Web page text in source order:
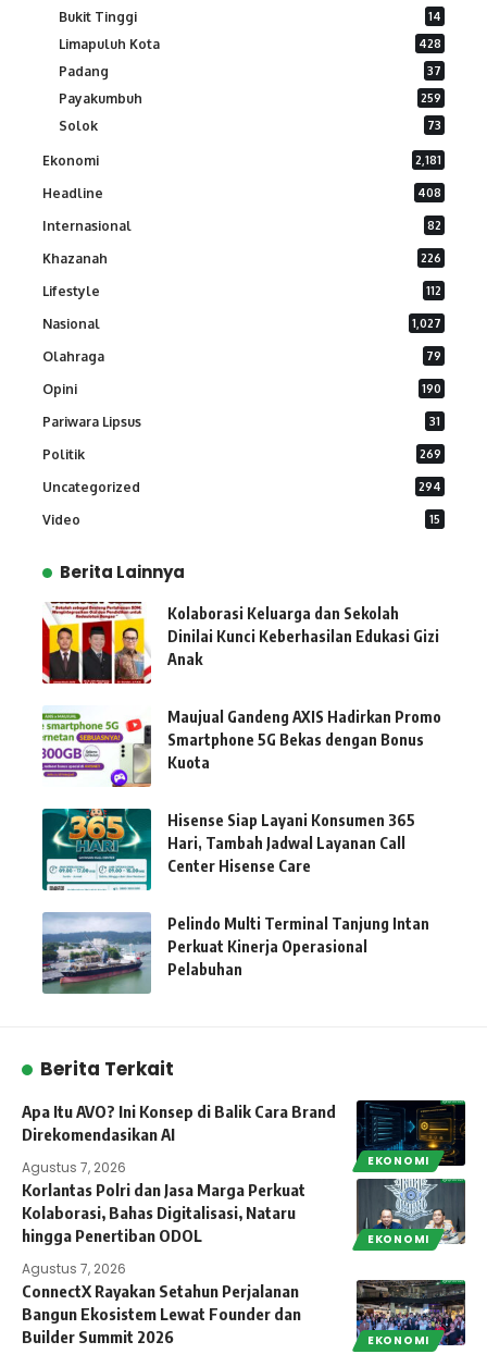
Bukit Tinggi 14
Limapuluh Kota 428
Padang 37
Payakumbuh 259
Solok 73
Ekonomi 2,181
Headline 408
Internasional 82
Khazanah 226
Lifestyle 112
Nasional 1,027
Olahraga 79
Opini 190
Pariwara Lipsus 31
Politik 269
Uncategorized 294
Video 15
Berita Lainnya
Kolaborasi Keluarga dan Sekolah
Dinilai Kunci Keberhasilan Edukasi Gizi
Anak
Maujual Gandeng AXIS Hadirkan Promo
Smartphone 5G Bekas dengan Bonus
Kuota
Hisense Siap Layani Konsumen 365
Hari, Tambah Jadwal Layanan Call
Center Hisense Care
Pelindo Multi Terminal Tanjung Intan
Perkuat Kinerja Operasional
Pelabuhan
Berita Terkait
EKONOMI
Apa Itu AVO? Ini Konsep di Balik Cara Brand
Direkomendasikan AI
Agustus 7, 2026
EKONOMI
Korlantas Polri dan Jasa Marga Perkuat
Kolaborasi, Bahas Digitalisasi, Nataru
hingga Penertiban ODOL
Agustus 7, 2026
EKONOMI
ConnectX Rayakan Setahun Perjalanan
Bangun Ekosistem Lewat Founder dan
Builder Summit 2026